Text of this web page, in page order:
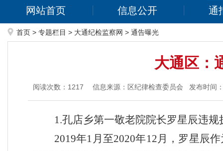
网站首页 信息公开 通
首页 > 专题栏目 > 大通纪检监察网 > 通告曝光
大通区：
阅读次数： 1217 信息来源：区纪律检查委员会 发布时间
1.孔店乡第一敬老院院长罗星辰违
2019年1 月至2020年12月，罗星辰